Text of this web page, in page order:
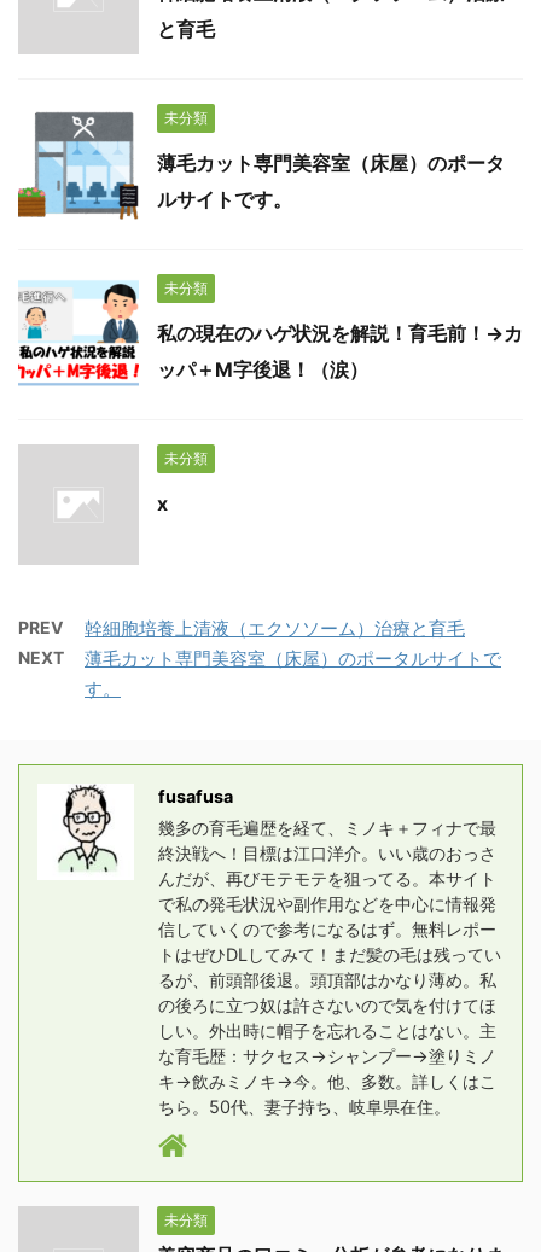
と育毛
未分類
薄毛カット専門美容室（床屋）のポータ
ルサイトです。
未分類
私の現在のハゲ状況を解説！育毛前！→カ
ッパ＋M字後退！（涙）
未分類
x
PREV 幹細胞培養上清液（エクソソーム）治療と育毛
NEXT
薄毛カット専門美容室（床屋）のポータルサイトで
す。
fusafusa
幾多の育毛遍歴を経て、ミノキ＋フィナで最
終決戦へ！目標は江口洋介。いい歳のおっさ
んだが、再びモテモテを狙ってる。本サイト
で私の発毛状況や副作用などを中心に情報発
信していくので参考になるはず。無料レポー
トはぜひDLしてみて！まだ髪の毛は残ってい
るが、前頭部後退。頭頂部はかなり薄め。私
の後ろに立つ奴は許さないので気を付けてほ
しい。外出時に帽子を忘れることはない。主
な育毛歴：サクセス→シャンプー→塗りミノ
キ→飲みミノキ→今。他、多数。詳しくはこ
ちら。50代、妻子持ち、岐阜県在住。
未分類